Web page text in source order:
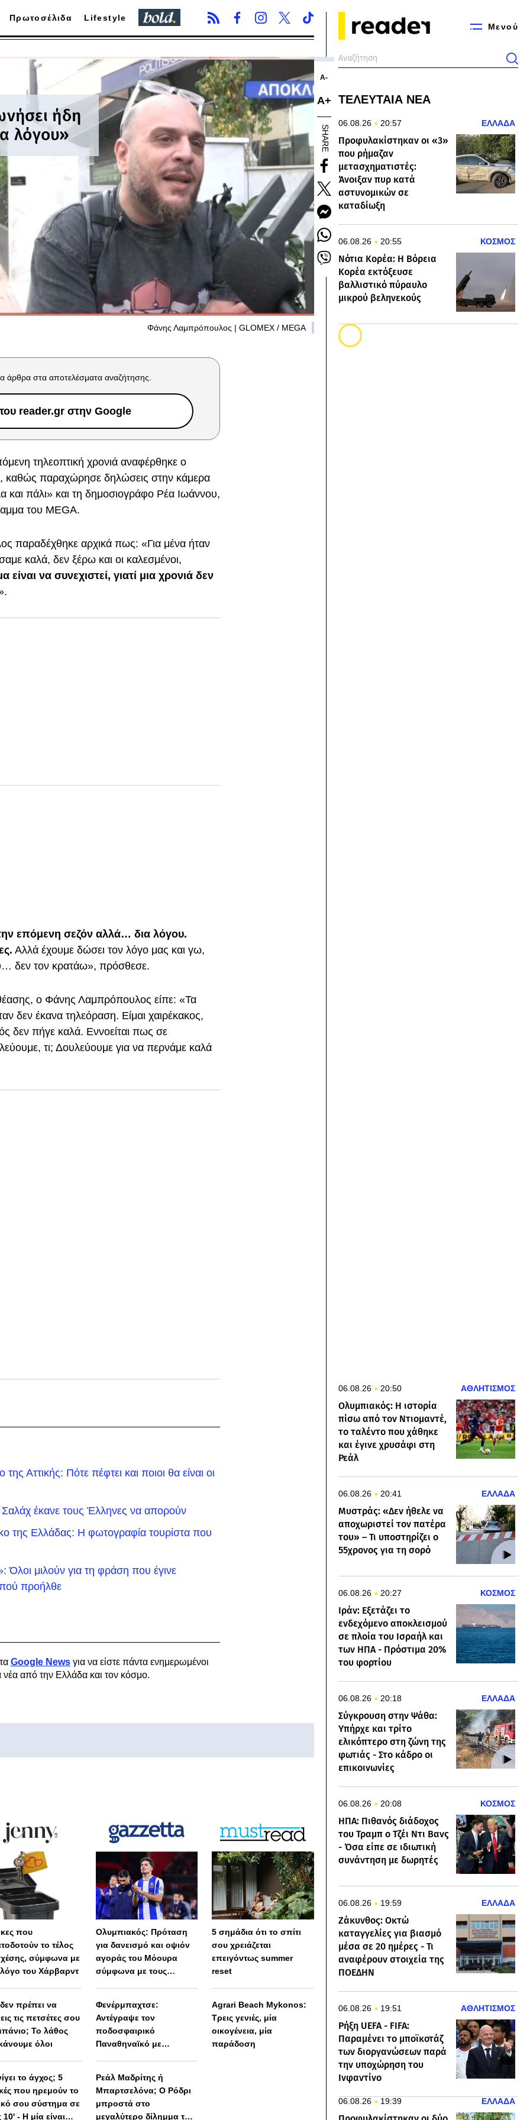
Μενού
Πρωτοσέλιδα Lifestyle
ήδη
λόγου»
Φάνης Λαμπρόπουλος | GLOMEX / MEGA
Α-
Α+
SHARE
άρθρα στα αποτελέσματα αναζήτησης.
reader.gr στην Google
τηλεοπτική χρονιά αναφέρθηκε ο
, καθώς παραχώρησε δηλώσεις στην κάμερα
και πάλι» και τη δημοσιογράφο Ρέα Ιωάννου,
του MEGA.
παραδέχθηκε αρχικά πως: «Για μένα ήταν
καλά, δεν ξέρω και οι καλεσμένοι,
είναι να συνεχιστεί, γιατί μια χρονιά δεν
επόμενη σεζόν αλλά… δια λόγου.
Αλλά έχουμε δώσει τον λόγο μας και γω,
δεν τον κρατάω», πρόσθεσε.
ο Φάνης Λαμπρόπουλος είπε: «Τα
δεν έκανα τηλεόραση. Είμαι χαιρέκακος,
δεν πήγε καλά. Εννοείται πως σε
τι; Δουλεύουμε για να περνάμε καλά
Αττικής: Πότε πέφτει και ποιοι θα είναι οι
έκανε τους Έλληνες να απορούν
της Ελλάδας: Η φωτογραφία τουρίστα που
μιλούν για τη φράση που έγινε
πού προήλθε
Google Newsγια να είστε πάντα ενημερωμένοι
νέα από την Ελλάδα και τον κόσμο.
που
το τέλος
σύμφωνα με
του Χάρβαρντ
δεν πρέπει να
τις πετσέτες σου
Το λάθος
όλοι
το άγχος; 5
που ηρεμούν το
σου σύστημα σε
10' - Η μία είναι
Ολυμπιακός: Πρόταση
για δανεισμό και οψιόν
αγοράς του Μόουρα
σύμφωνα με τους
Φενέρμπαχτσε:
Αντέγραψε τον
ποδοσφαιρικό
Παναθηναϊκό με
Ρεάλ Μαδρίτης ή
Μπαρτσελόνα; Ο Ρόδρι
μπροστά στο
μεγαλύτερο δίλημμα της
5 σημάδια ότι το σπίτι
σου χρειάζεται
επειγόντως summer
reset
Agrari Beach Mykonos:
Τρεις γενιές, μία
οικογένεια, μία
παράδοση
ΤΕΛΕΥΤΑΙΑ ΝΕΑ
06.08.26 20:57 ΕΛΛΑΔΑ
Προφυλακίστηκαν οι «3»
που ρήμαζαν
μετασχηματιστές:
Άνοιξαν πυρ κατά
αστυνομικών σε
καταδίωξη
06.08.26 20:55 ΚΟΣΜΟΣ
Νότια Κορέα: Η Βόρεια
Κορέα εκτόξευσε
βαλλιστικό πύραυλο
μικρού βεληνεκούς
06.08.26 20:50 ΑΘΛΗΤΙΣΜΟΣ
Ολυμπιακός: Η ιστορία
πίσω από τον Ντιομαντέ,
το ταλέντο που χάθηκε
και έγινε χρυσάφι στη
Ρεάλ
06.08.26 20:41 ΕΛΛΑΔΑ
Μυστράς: «Δεν ήθελε να
αποχωριστεί τον πατέρα
του» – Τι υποστηρίζει ο
55χρονος για τη σορό
06.08.26 20:27 ΚΟΣΜΟΣ
Ιράν: Εξετάζει το
ενδεχόμενο αποκλεισμού
σε πλοία του Ισραήλ και
των ΗΠΑ - Πρόστιμα 20%
του φορτίου
06.08.26 20:18 ΕΛΛΑΔΑ
Σύγκρουση στην Ψάθα:
Υπήρχε και τρίτο
ελικόπτερο στη ζώνη της
φωτιάς - Στο κάδρο οι
επικοινωνίες
06.08.26 20:08 ΚΟΣΜΟΣ
ΗΠΑ: Πιθανός διάδοχος
του Τραμπ ο Τζέι Ντι Βανς
- Όσα είπε σε ιδιωτική
συνάντηση με δωρητές
06.08.26 19:59 ΕΛΛΑΔΑ
Ζάκυνθος: Οκτώ
καταγγελίες για βιασμό
μέσα σε 20 ημέρες - Τι
αναφέρουν στοιχεία της
ΠΟΕΔΗΝ
06.08.26 19:51 ΑΘΛΗΤΙΣΜΟΣ
Ρήξη UEFA - FIFA:
Παραμένει το μποϊκοτάζ
των διοργανώσεων παρά
την υποχώρηση του
Ινφαντίνο
06.08.26 19:39 ΕΛΛΑΔΑ